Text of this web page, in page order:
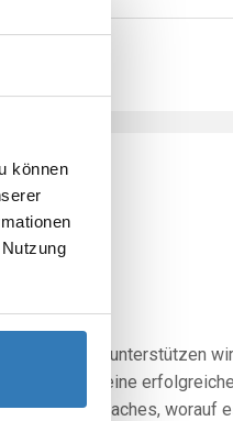
können
unterstützen
für eine erfolgreiche
Gründercoaches, worauf